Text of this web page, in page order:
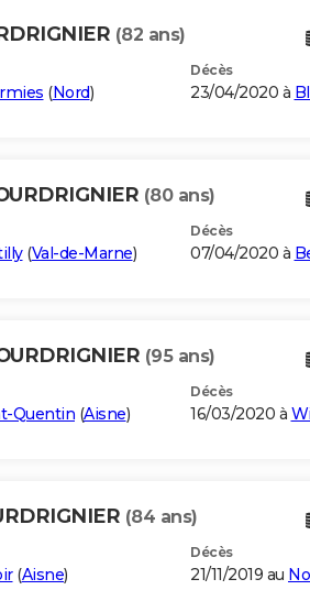
(82 ans)
(Nord)
Décès
23/04/2020 à
(80 ans)
(Val-de-Marne)
Décès
07/04/2020 à
(95 ans)
Quentin (Aisne)
Décès
16/03/2020 à
(84 ans)
(Aisne)
Décès
21/11/2019 au